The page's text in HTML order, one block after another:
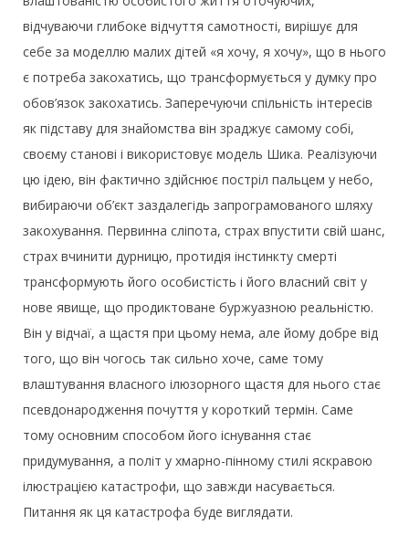
відчуваючи глибоке відчуття самотності, вирішує для
себе за моделлю малих дітей «я хочу, я хочу», що в нього
є потреба закохатись, що трансформується у думку про
обов’язок закохатись. Заперечуючи спільність інтересів
як підставу для знайомства він зраджує самому собі,
своєму станові і використовує модель Шика. Реалізуючи
цю ідею, він фактично здійснює постріл пальцем у небо,
вибираючи об’єкт заздалегідь запрограмованого шляху
закохування. Первинна сліпота, страх впустити свій шанс,
страх вчинити дурницю, протидія інстинкту смерті
трансформують його особистість і його власний світ у
нове явище, що продиктоване буржуазною реальністю.
Він у відчаї, а щастя при цьому нема, але йому добре від
того, що він чогось так сильно хоче, саме тому
влаштування власного ілюзорного щастя для нього стає
псевдонародження почуття у короткий термін. Саме
тому основним способом його існування стає
придумування, а політ у хмарно-пінному стилі яскравою
ілюстрацією катастрофи, що завжди насувається.
Питання як ця катастрофа буде виглядати.